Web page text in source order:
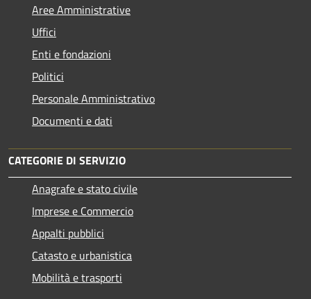
Aree Amministrative
Uffici
Enti e fondazioni
Politici
Personale Amministrativo
Documenti e dati
CATEGORIE DI SERVIZIO
Anagrafe e stato civile
Imprese e Commercio
Appalti pubblici
Catasto e urbanistica
Mobilità e trasporti